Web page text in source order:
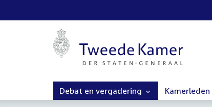
Debat en vergadering